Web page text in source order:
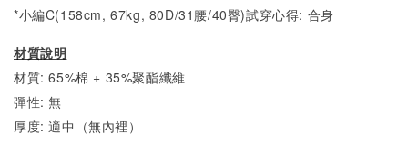
*小編C(158cm, 67kg, 80D/31腰/40臀)試穿心得: 合身
材質說明
材質: 65%棉 + 35%聚酯纖維
彈性: 無
厚度: 適中（無內裡）